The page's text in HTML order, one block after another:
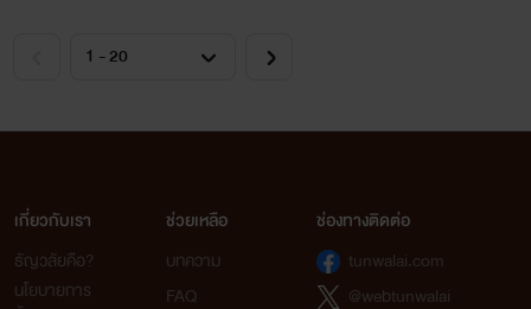
เกี่ยวกับเรา
ธัญวลัยคือ?
นโยบายการ
ช่วยเหลือ
บทความ
FAQ
ช่องทางติดต่อ
tunwalai.com
@webtunwalai